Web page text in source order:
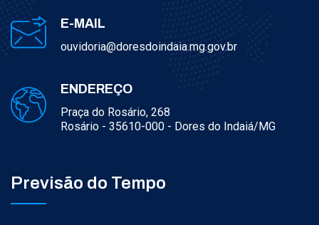
E-MAIL
ouvidoria@doresdoindaia.mg.gov.br
ENDEREÇO
Praça do Rosário, 268
Rosário - 35610-000 - Dores do Indaiá/MG
Previsão do Tempo